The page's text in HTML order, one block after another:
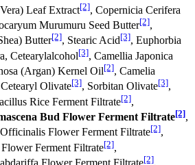
Leaf Extract[2], Copernicia Cerifera
Murumuru Seed Butter[2],
Butter[2], Stearic Acid[3], Euphorbia
Cetearylalcohol[3], Camellia Japonica
(Argan) Kernel Oil[2], Camelia
Olivate[3], Sorbitan Olivate[3],
Rice Ferment Filtrate[2],
Bud Flower Ferment Filtrate[2],
Flower Ferment Filtrate[2],
Ferment Filtrate[2],
[2]